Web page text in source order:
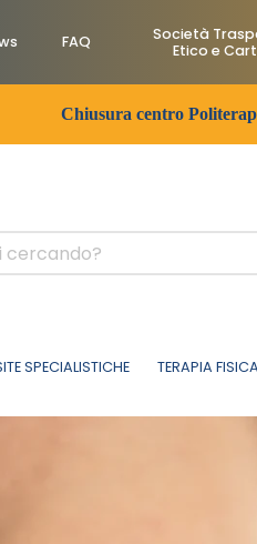
FAQ
Società
Etico e
Chiusura centro
SPECIALISTICHE TERAPIA